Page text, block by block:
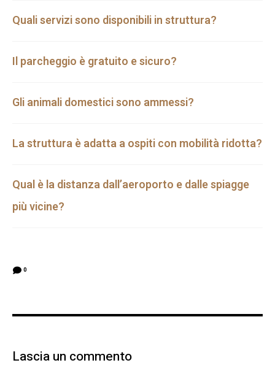
Quali servizi sono disponibili in struttura?
Il parcheggio è gratuito e sicuro?
Gli animali domestici sono ammessi?
La struttura è adatta a ospiti con mobilità ridotta?
Qual è la distanza dall’aeroporto e dalle spiagge
più vicine?
0
Lascia un commento